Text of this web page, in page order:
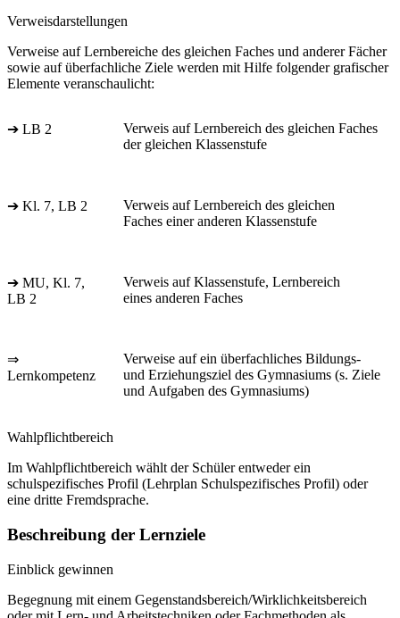
Verweisdarstellungen
Verweise auf Lernbereiche des gleichen Faches und anderer Fächer
sowie auf überfachliche Ziele werden mit Hilfe folgender grafischer
Elemente veranschaulicht:
➔ LB 2
Verweis auf Lernbereich des gleichen Faches
der gleichen Klassenstufe
➔ Kl. 7, LB 2
Verweis auf Lernbereich des gleichen
Faches einer anderen Klassenstufe
➔ MU, Kl. 7,
LB 2
Verweis auf Klassenstufe, Lernbereich
eines anderen Faches
⇒
Lernkompetenz
Verweise auf ein überfachliches Bildungs-
und Erziehungsziel des Gymnasiums (s. Ziele
und Aufgaben des Gymnasiums)
Wahlpflichtbereich
Im Wahlpflichtbereich wählt der Schüler entweder ein
schulspezifisches Profil (Lehrplan Schulspezifisches Profil) oder
eine dritte Fremdsprache.
Beschreibung der Lernziele
Einblick gewinnen
Begegnung mit einem Gegenstandsbereich/Wirklichkeitsbereich